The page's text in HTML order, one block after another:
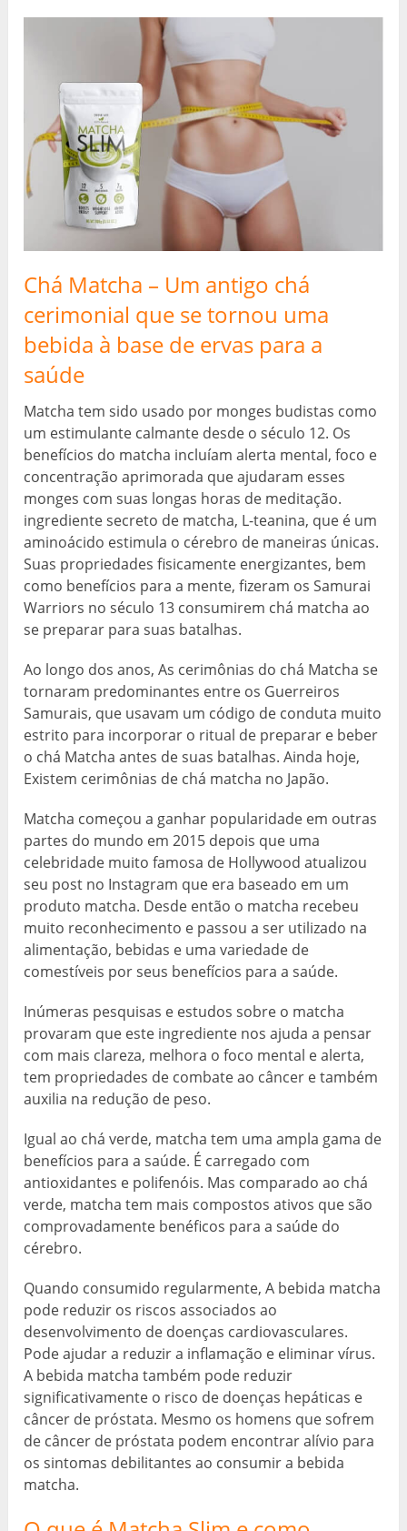
Chá Matcha – Um antigo chá
cerimonial que se tornou uma
bebida à base de ervas para a
saúde
Matcha tem sido usado por monges budistas como
um estimulante calmante desde o século 12. Os
benefícios do matcha incluíam alerta mental, foco e
concentração aprimorada que ajudaram esses
monges com suas longas horas de meditação.
ingrediente secreto de matcha, L-teanina, que é um
aminoácido estimula o cérebro de maneiras únicas.
Suas propriedades fisicamente energizantes, bem
como benefícios para a mente, fizeram os Samurai
Warriors no século 13 consumirem chá matcha ao
se preparar para suas batalhas.
Ao longo dos anos, As cerimônias do chá Matcha se
tornaram predominantes entre os Guerreiros
Samurais, que usavam um código de conduta muito
estrito para incorporar o ritual de preparar e beber
o chá Matcha antes de suas batalhas. Ainda hoje,
Existem cerimônias de chá matcha no Japão.
Matcha começou a ganhar popularidade em outras
partes do mundo em 2015 depois que uma
celebridade muito famosa de Hollywood atualizou
seu post no Instagram que era baseado em um
produto matcha. Desde então o matcha recebeu
muito reconhecimento e passou a ser utilizado na
alimentação, bebidas e uma variedade de
comestíveis por seus benefícios para a saúde.
Inúmeras pesquisas e estudos sobre o matcha
provaram que este ingrediente nos ajuda a pensar
com mais clareza, melhora o foco mental e alerta,
tem propriedades de combate ao câncer e também
auxilia na redução de peso.
Igual ao chá verde, matcha tem uma ampla gama de
benefícios para a saúde. É carregado com
antioxidantes e polifenóis. Mas comparado ao chá
verde, matcha tem mais compostos ativos que são
comprovadamente benéficos para a saúde do
cérebro.
Quando consumido regularmente, A bebida matcha
pode reduzir os riscos associados ao
desenvolvimento de doenças cardiovasculares.
Pode ajudar a reduzir a inflamação e eliminar vírus.
A bebida matcha também pode reduzir
significativamente o risco de doenças hepáticas e
câncer de próstata. Mesmo os homens que sofrem
de câncer de próstata podem encontrar alívio para
os sintomas debilitantes ao consumir a bebida
matcha.